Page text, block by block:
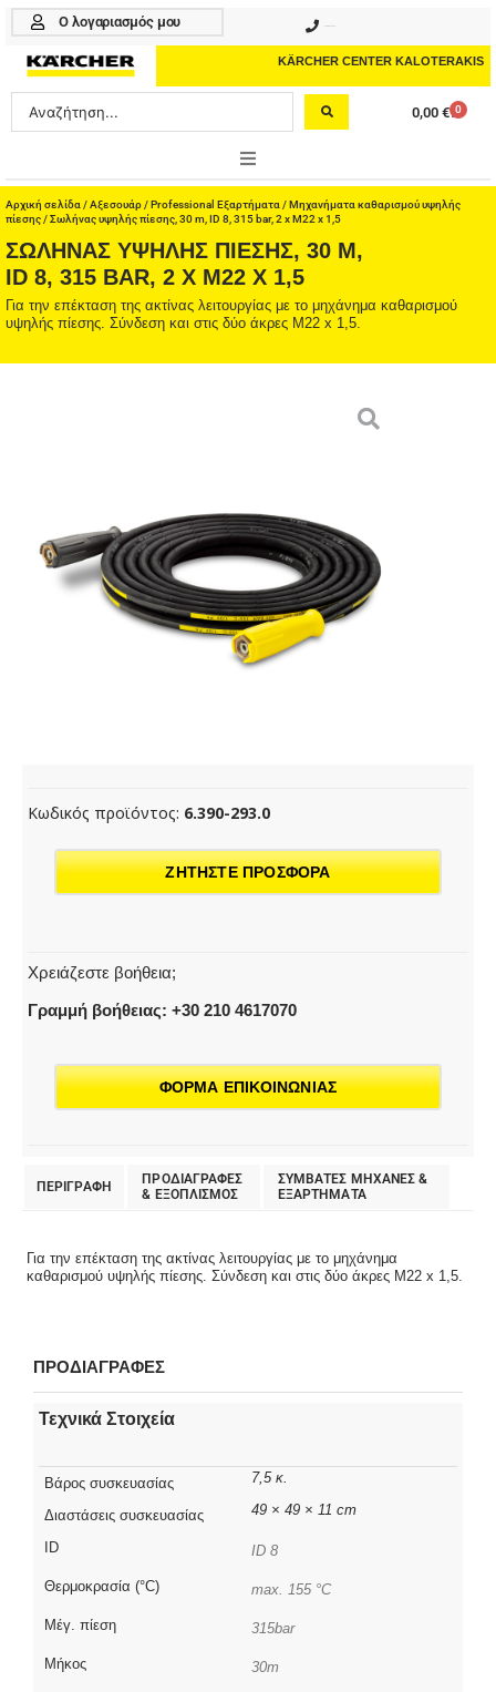
Μετάβαση
περιεχόμενο
Ο λογαριασμός μου
KÄRCHER CENTER KALOTERAKIS
Search
...
0,00 € 0
Cart
ONLINE SHOP
HOME & GARDEN
PROFESSIONAL
Αρχική σελίδα /Αξεσουάρ/Professional Εξαρτήματα /Μηχανήματα καθαρισμού υψηλής
πίεσης/ Σωλήνας υψηλής πίεσης, 30 m, ID 8, 315 bar, 2 x M22 x 1,5
ΣΩΛΉΝΑΣ ΥΨΗΛΉΣ ΠΊΕΣΗΣ, 30 M,
ID 8, 315 BAR, 2 X M22 X 1,5
Για την επέκταση της ακτίνας λειτουργίας με το μηχάνημα καθαρισμού
υψηλής πίεσης. Σύνδεση και στις δύο άκρες M22 x 1,5.
Κωδικός προϊόντος: 6.390-293.0
ΖΗΤΗΣΤΕ ΠΡΟΣΦΟΡΑ
Χρειάζεστε βοήθεια;
Γραμμή βοήθειας: +30 210 4617070
ΦΟΡΜΑ ΕΠΙΚΟΙΝΩΝΙΑΣ
ΠΕΡΙΓΡΑΦΗ
ΠΡΟΔΙΑΓΡΑΦΕΣ
& EΞΟΠΛΙΣΜΟΣ
ΣΥΜΒΑΤΕΣ ΜΗΧΑΝΕΣ &
ΕΞΑΡΤΗΜΑΤΑ
Για την επέκταση της ακτίνας λειτουργίας με το μηχάνημα
καθαρισμού υψηλής πίεσης. Σύνδεση και στις δύο άκρες M22 x 1,5.
ΠΡΟΔΙΑΓΡΑΦΕΣ
Τεχνικά Στοιχεία
Βάρος συσκευασίας 7,5 κ.
Διαστάσεις συσκευασίας 49 × 49 × 11 cm
ID ID 8
Θερμοκρασία (°C) max. 155 °C
Μέγ. πίεση 315bar
Μήκος 30m